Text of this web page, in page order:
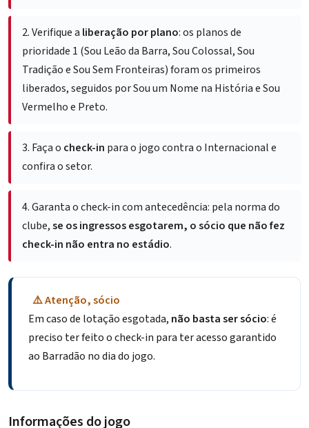
2.Verifique a liberação por plano: os planos de
prioridade 1 (Sou Leão da Barra, Sou Colossal, Sou
Tradição e Sou Sem Fronteiras) foram os primeiros
liberados, seguidos por Sou um Nome na História e Sou
Vermelho e Preto.
3. Faça o check-in para o jogo contra o Internacional e
confira o setor.
4.Garanta o check-in com antecedência: pela norma do
clube,se os ingressos esgotarem, o sócio que não fez
check-in não entra no estádio.
⚠️ Atenção, sócio
Em caso de lotação esgotada, não basta ser sócio: é
preciso ter feito o check-in para ter acesso garantido
ao Barradão no dia do jogo.
Informações do jogo